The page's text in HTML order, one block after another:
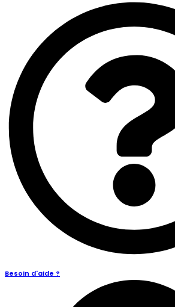
Besoin d'aide ?